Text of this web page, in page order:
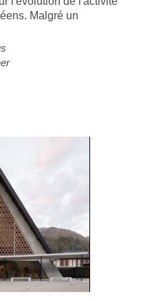
l'évolution de l'activité
Malgré un